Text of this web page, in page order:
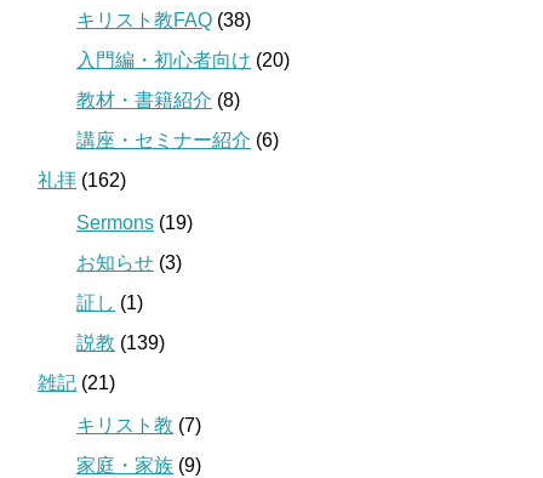
キリスト教FAQ (38)
入門編・初心者向け (20)
教材・書籍紹介 (8)
講座・セミナー紹介 (6)
礼拝 (162)
Sermons (19)
お知らせ (3)
証し (1)
説教 (139)
雑記 (21)
キリスト教 (7)
家庭・家族 (9)